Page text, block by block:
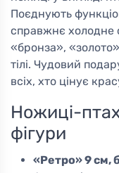
Поєднують
справжнє холодне
«бронза»,
тілі. Чудовий
всіх, хто цінує
Ножиці-
фігури
«Ретро» 9 см,